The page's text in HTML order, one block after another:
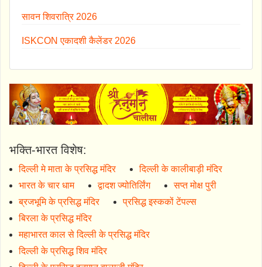
सावन शिवरात्रि 2026
ISKCON एकादशी कैलेंडर 2026
भक्ति-भारत विशेष:
दिल्ली मे माता के प्रसिद्ध मंदिर
दिल्ली के कालीबाड़ी मंदिर
भारत के चार धाम
द्वादश ज्योतिर्लिंग
सप्त मोक्ष पुरी
ब्रजभूमि के प्रसिद्ध मंदिर
प्रसिद्ध इस्ककों टेंपल्स
बिरला के प्रसिद्ध मंदिर
महाभारत काल से दिल्ली के प्रसिद्ध मंदिर
दिल्ली के प्रसिद्ध शिव मंदिर